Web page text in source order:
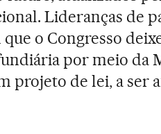
Lideranças de
o Congresso
por meio da
projeto de lei, a ser